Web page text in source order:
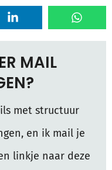
MAIL
met structuur
en ik mail je
linkje naar deze